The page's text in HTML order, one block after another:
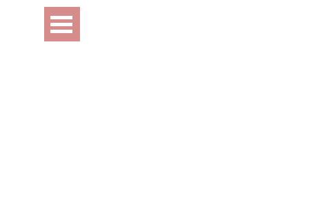
Перейти к контенту
Пропустить меню